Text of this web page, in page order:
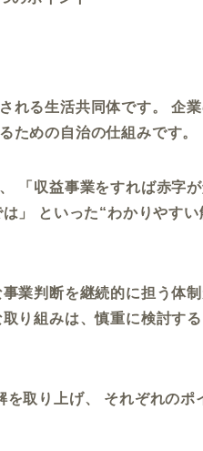
れる生活共同体です。 企
ための自治の仕組みです。
「収益事業をすれば赤字
」 といった“わかりやすい
業判断を継続的に担う体
り組みは、慎重に検討す
取り上げ、 それぞれのポ